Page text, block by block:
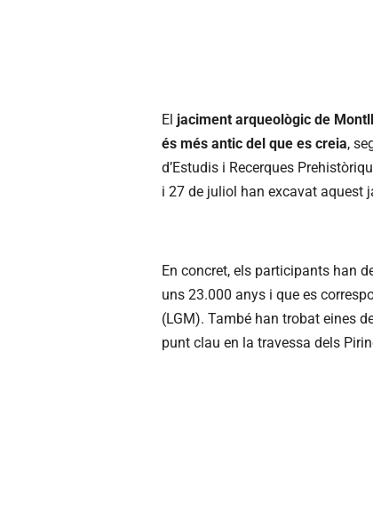
El jaciment arqueològic de
és més antic del que es creia,
d’Estudis i Recerques
i 27 de juliol han excavat aquest
En concret, els participants han
uns 23.000 anys i que es
(LGM). També han trobat eines
punt clau en la travessa dels